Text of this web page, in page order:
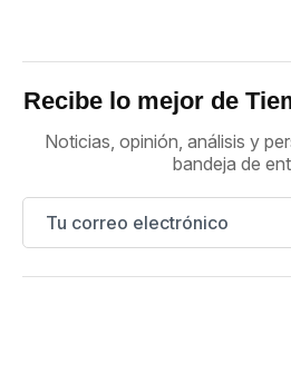
Recibe lo mejor de
Noticias, opinión, análisis y
bandeja de